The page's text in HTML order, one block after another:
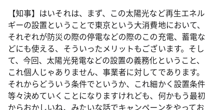
【知事】はいそれは、まず、この太陽光など再生エネル
ギーの設置ということで東京という大消費地において、
それぞれが防災の際の停電などの際のこの充電、蓄電な
どにも使える、そういったメリットもございます。そし
て、今回、太陽光発電などの設置の義務化ということ、
これ個人じゃありません、事業者に対してであります。
それからどういう条件でというか、これ細かく設置条件
等々決めていくことになりますけれども、何かもう最初
からおかしいね、みたいな話でキャンペーンをやってお